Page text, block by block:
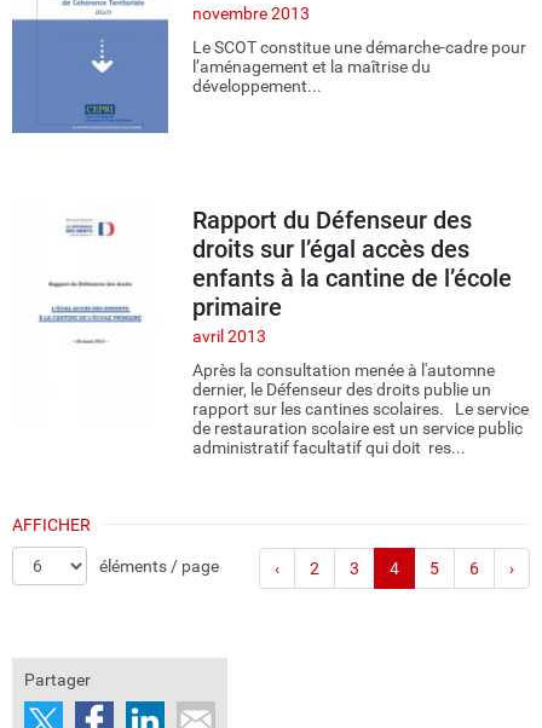
novembre 2013
Le SCOT constitue une démarche-cadre pour
l’aménagement et la maîtrise du
développement...
Rapport du Défenseur des
droits sur l’égal accès des
enfants à la cantine de l’école
primaire
avril 2013
Après la consultation menée à l'automne
dernier, le Défenseur des droits publie un
rapport sur les cantines scolaires. Le service
de restauration scolaire est un service public
administratif facultatif qui doit res...
‹ 2 3 4 5 6 ›
AFFICHER
éléments / page
Partager